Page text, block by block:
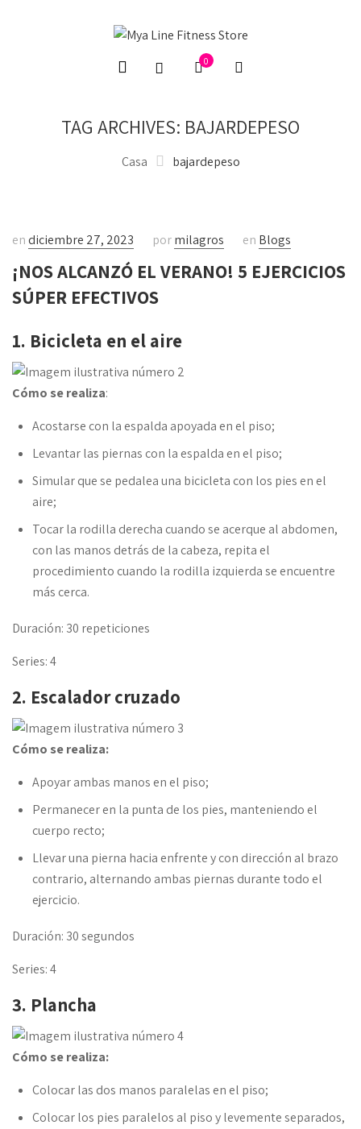
0
TAG ARCHIVES: BAJARDEPESO
Casa bajardepeso
endiciembre 27, 2023 pormilagros en Blogs
¡NOS ALCANZÓ EL VERANO! 5 EJERCICIOS
SÚPER EFECTIVOS
1. Bicicleta en el aire
Cómo se realiza:
Acostarse con la espalda apoyada en el piso;
Levantar las piernas con la espalda en el piso;
Simular que se pedalea una bicicleta con los pies en el
aire;
Tocar la rodilla derecha cuando se acerque al abdomen,
con las manos detrás de la cabeza, repita el
procedimiento cuando la rodilla izquierda se encuentre
más cerca.
Duración: 30 repeticiones
Series: 4
2. Escalador cruzado
Cómo se realiza:
Apoyar ambas manos en el piso;
Permanecer en la punta de los pies, manteniendo el
cuerpo recto;
Llevar una pierna hacia enfrente y con dirección al brazo
contrario, alternando ambas piernas durante todo el
ejercicio.
Duración: 30 segundos
Series: 4
3. Plancha
Cómo se realiza:
Colocar las dos manos paralelas en el piso;
Colocar los pies paralelos al piso y levemente separados,